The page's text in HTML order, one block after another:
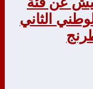
الثاني